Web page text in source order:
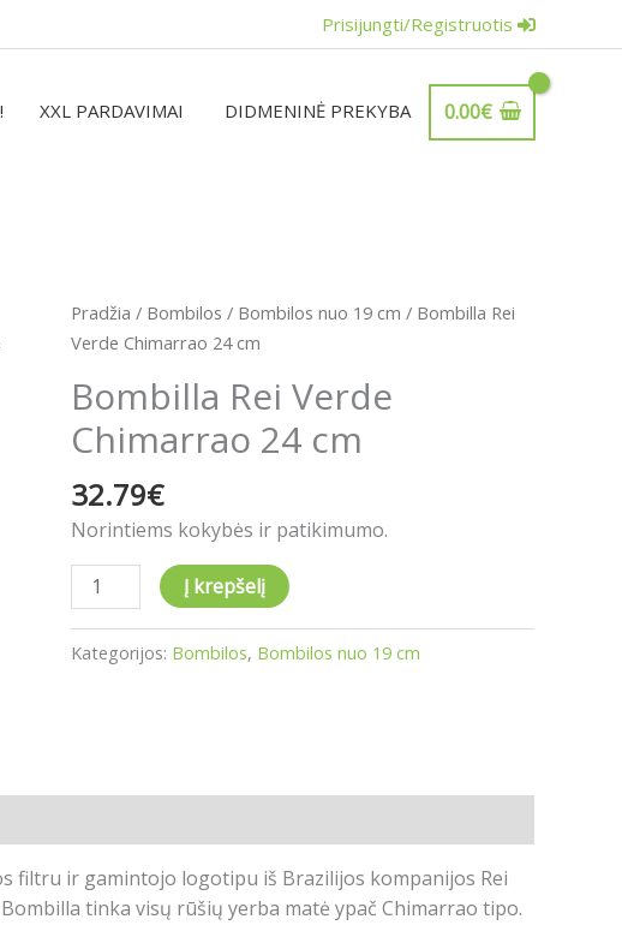
Prisijungti/Registruotis
XXL PARDAVIMAI DIDMENINĖ PREKYBA 0.00€
Pradžia / Bombilos / Bombilos nuo 19 cm / Bombilla Rei
Verde Chimarrao 24 cm
Bombilla Rei Verde
Chimarrao 24 cm
32.79€
Norintiems kokybės ir patikimumo.
produkto
kiekis:
Rei
Verde
Chimarrao
24
cm
Į krepšelį
Kategorijos: Bombilos, Bombilos nuo 19 cm
filtru ir gamintojo logotipu iš Brazilijos kompanijos Rei
tinka visų rūšių yerba matė ypač Chimarrao tipo.